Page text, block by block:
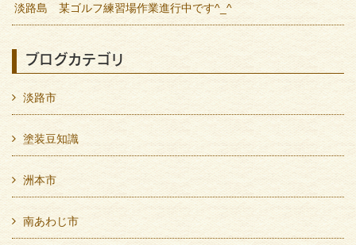
淡路島 某ゴルフ練習場作業進行中です^_^
ブログカテゴリ
淡路市
塗装豆知識
洲本市
南あわじ市